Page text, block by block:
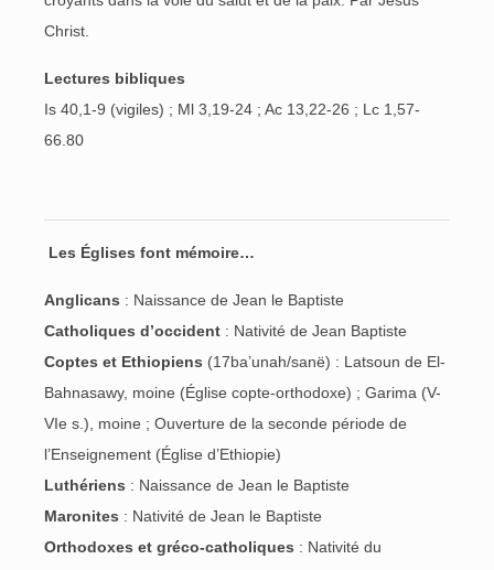
Christ.
Lectures bibliques
Is 40,1-9 (vigiles) ; Ml 3,19-24 ; Ac 13,22-26 ; Lc 1,57-
66.80
Les Églises font mémoire…
Anglicans : Naissance de Jean le Baptiste
Catholiques d’occident : Nativité de Jean Baptiste
Coptes et Ethiopiens (17ba’unah/sanë) : Latsoun de El-
Bahnasawy, moine (Église copte-orthodoxe) ; Garima (V-
VIe s.), moine ; Ouverture de la seconde période de
l’Enseignement (Église d’Ethiopie)
Luthériens : Naissance de Jean le Baptiste
Maronites : Nativité de Jean le Baptiste
Orthodoxes et gréco-catholiques : Nativité du